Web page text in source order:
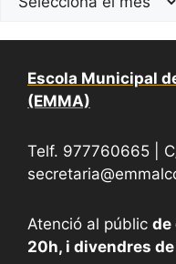
Escola Municipal
(EMMA)
Telf. 977760665 |
Atenció al públic de
20h, i divendres de